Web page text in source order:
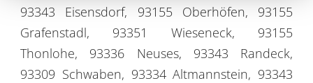
93343 Eisensdorf, 93155 Oberhöfen, 93155
Grafenstadl, 93351 Wieseneck, 93155
Thonlohe, 93336 Neuses, 93343 Randeck,
93309 Schwaben, 93334 Altmannstein, 93343